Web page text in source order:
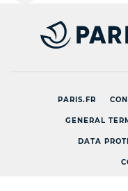
PARIS.FR
GENERAL
DATA